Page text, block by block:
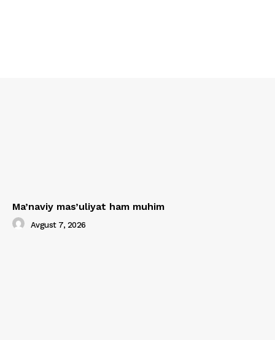
Ma’naviy mas’uliyat ham muhim
Avgust 7, 2026